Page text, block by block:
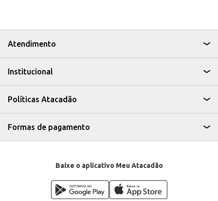
Atendimento
Institucional
Políticas Atacadão
Formas de pagamento
Baixe o aplicativo Meu Atacadão